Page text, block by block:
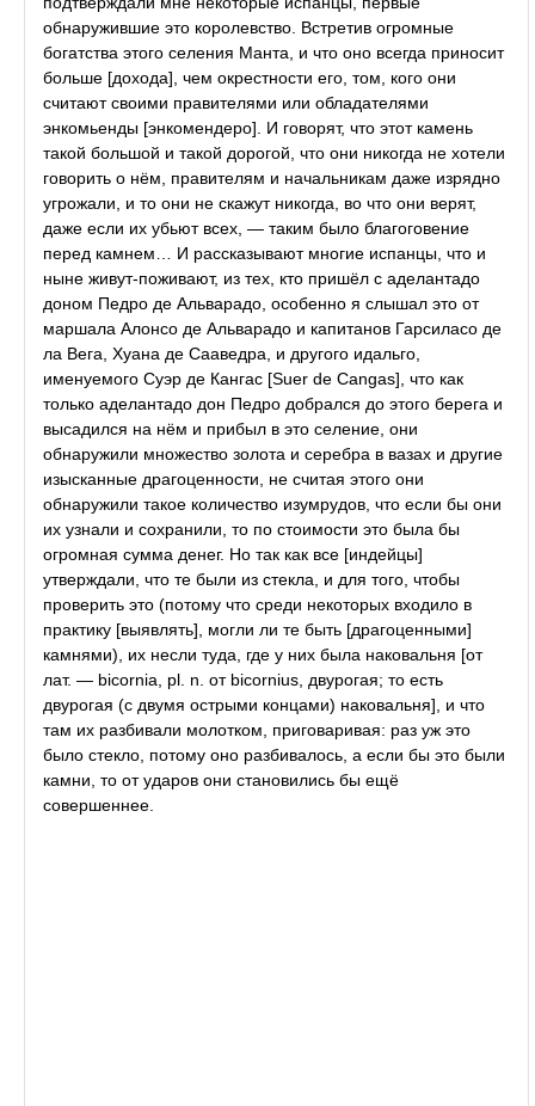
обнаружившие это королевство. Встретив огромные
богатства этого селения Манта, и что оно всегда приносит
больше [дохода], чем окрестности его, том, кого они
считают своими правителями или обладателями
энкомьенды [энкомендеро]. И говорят, что этот камень
такой большой и такой дорогой, что они никогда не хотели
говорить о нём, правителям и начальникам даже изрядно
угрожали, и то они не скажут никогда, во что они верят,
даже если их убьют всех, — таким было благоговение
перед камнем… И рассказывают многие испанцы, что и
ныне живут-поживают, из тех, кто пришёл с аделантадо
доном Педро де Альварадо, особенно я слышал это от
маршала Алонсо де Альварадо и капитанов Гарсиласо де
ла Вега, Хуана де Сааведра, и другого идальго,
именуемого Суэр де Кангас [Suer de Cangas], что как
только аделантадо дон Педро добрался до этого берега и
высадился на нём и прибыл в это селение, они
обнаружили множество золота и серебра в вазах и другие
изысканные драгоценности, не считая этого они
обнаружили такое количество изумрудов, что если бы они
их узнали и сохранили, то по стоимости это была бы
огромная сумма денег. Но так как все [индейцы]
утверждали, что те были из стекла, и для того, чтобы
проверить это (потому что среди некоторых входило в
практику [выявлять], могли ли те быть [драгоценными]
камнями), их несли туда, где у них была наковальня [от
лат. — bicornia, pl. n. от bicornius, двурогая; то есть
двурогая (с двумя острыми концами) наковальня], и что
там их разбивали молотком, приговаривая: раз уж это
было стекло, потому оно разбивалось, а если бы это были
камни, то от ударов они становились бы ещё
совершеннее.